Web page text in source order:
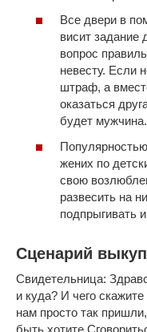
Все двери в
висит задание
вопрос
невесту. Если
штраф, а
оказаться
будет мужчина.
жених по
свою
развесить на
подпрыгивать
Сценарий
Свидетельница:
и куда? И чего
нам просто так
быть хотите